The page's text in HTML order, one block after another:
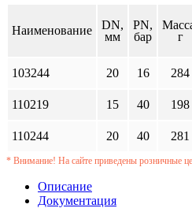
Наименование
DN,
мм
PN,
бар
г
103244 20 16 284
110219 15 40 198
110244 20 40 281
* Внимание! На сайте приведены розничные
Описание
Документация